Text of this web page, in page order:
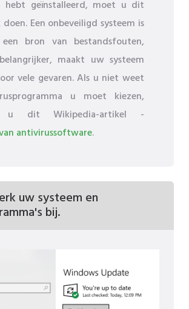
hebt geïnstalleerd, moet u dit
Een onbeveiligd systeem is
bron van bestandsfouten,
maakt uw systeem
vele gevaren. Als u niet weet
u moet kiezen,
u dit Wikipedia-artikel -
antivirussoftware.
uw systeem en
bij.